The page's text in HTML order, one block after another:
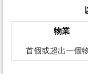
物業
首個或超出一個